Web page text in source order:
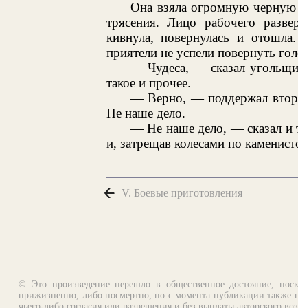
Она взяла огромную черную
трясения. Лицо рабочего
кивнула, повернулась и
приятели не успели повернуть
— Чудеса, — сказал
такое и прочее.
— Верно, — поддержал
Не наше дело.
— Не наше дело, — сказал и
и, затрещав колесами по
V. Боевые приготовления
© Это произведение перешло в общественное достояние,
прижизненно, либо посмертно, но с момента публикации также